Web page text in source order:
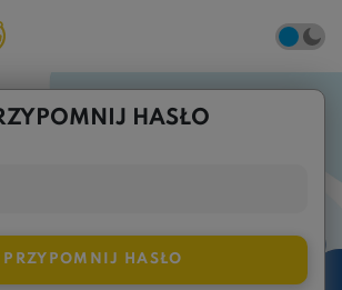
HASŁO
PRZYPOMNIJ HASŁO